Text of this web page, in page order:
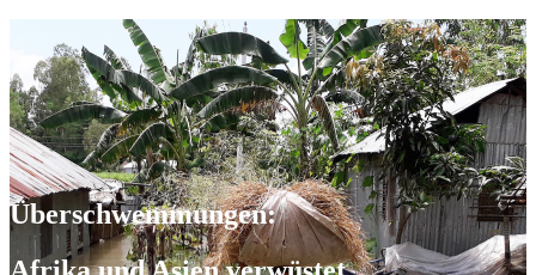
Überschwemmungen: